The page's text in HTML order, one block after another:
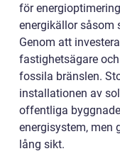
för
energikällor såsom
Genom att
fastighetsägare
fossila bränslen.
installationen av
offentliga
energisystem, men
lång sikt.